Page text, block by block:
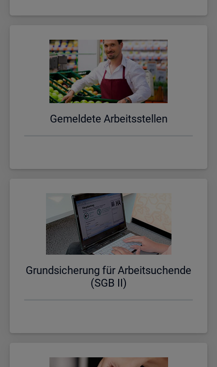
Ge­mel­de­te Ar­beits­stel­len
Grund­si­che­rung für Ar­beit­su­chen­de
(SGB II)